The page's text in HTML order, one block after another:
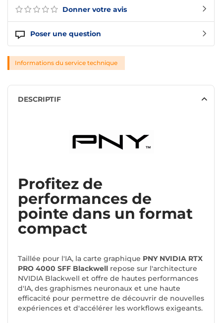
Donner votre avis
Poser une question
Informations du service technique
DESCRIPTIF
Profitez de
performances de
pointe dans un format
compact
Taillée pour l'IA, la carte graphique PNY NVIDIA RTX
PRO 4000 SFF Blackwell repose sur l'architecture
NVIDIA Blackwell et offre de hautes performances
d'IA, des graphismes neuronaux et une haute
efficacité pour permettre de découvrir de nouvelles
expériences et d'accélérer les workflows exigeants.